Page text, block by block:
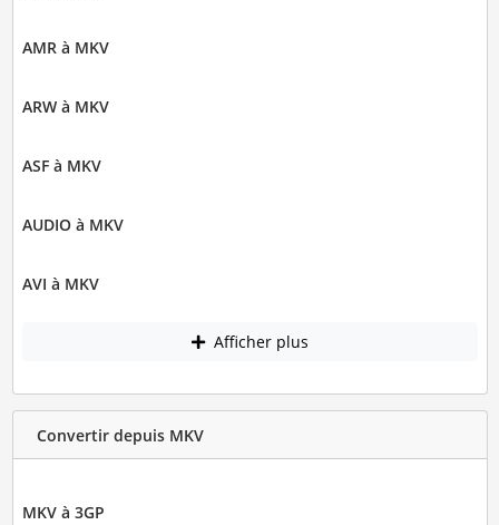
AMR à MKV
ARW à MKV
ASF à MKV
AUDIO à MKV
AVI à MKV
Afficher plus
Convertir depuis MKV
MKV à 3GP